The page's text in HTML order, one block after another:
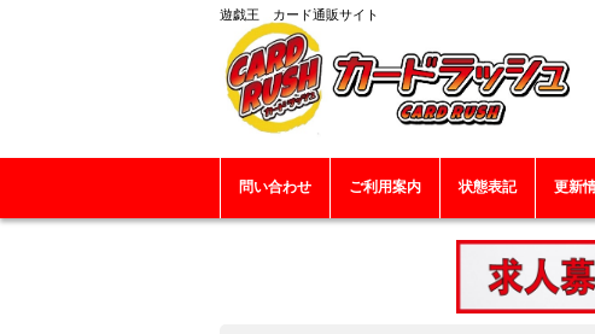
遊戯王 カード通販サイト
問い合わせ ご利用案内 状態表記 更新